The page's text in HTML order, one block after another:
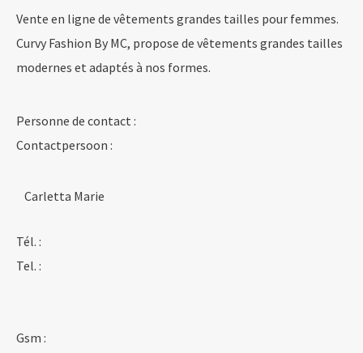
Vente en ligne de vêtements grandes tailles pour femmes.
Curvy Fashion By MC, propose de vêtements grandes tailles
modernes et adaptés à nos formes.
Personne de contact :
Contactpersoon :
Carletta Marie
Tél. :
Tel. :
Gsm :